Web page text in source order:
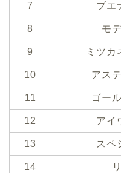
7 ブエ
8 モ
9 ミツカ
10 アス
11 ゴー
12 アイ
13 スペ
14